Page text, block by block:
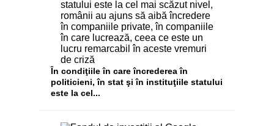
În condiţiile în care încrederea în
politicieni, în stat şi în instituţiile statului
este la cel...